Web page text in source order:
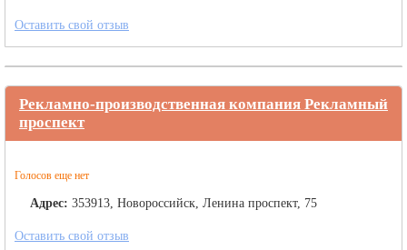
Оставить свой отзыв
Рекламно-производственная компания Рекламный
проспект
Голосов еще нет
Адрес: 353913, Новороссийск, Ленина проспект, 75
Оставить свой отзыв